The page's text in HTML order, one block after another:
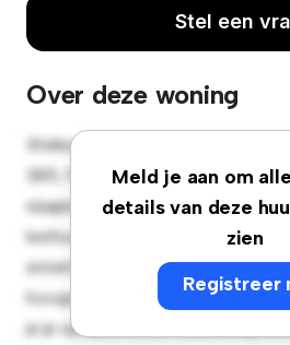
Stel een
Over deze woning
Meld je aan om
details van deze
zien
Registreer
Welkom bij je nieuwe
385, 9742HN, Groningen! Dit
slaapkamerappartement biedt
leefruimte. De open indeling is
entertainment en de strakke
hoogwaardige apparatuur.
je je op slechts een steenworp